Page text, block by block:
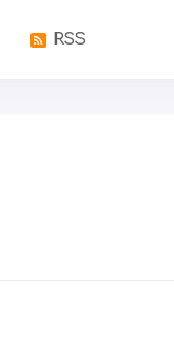
RSS